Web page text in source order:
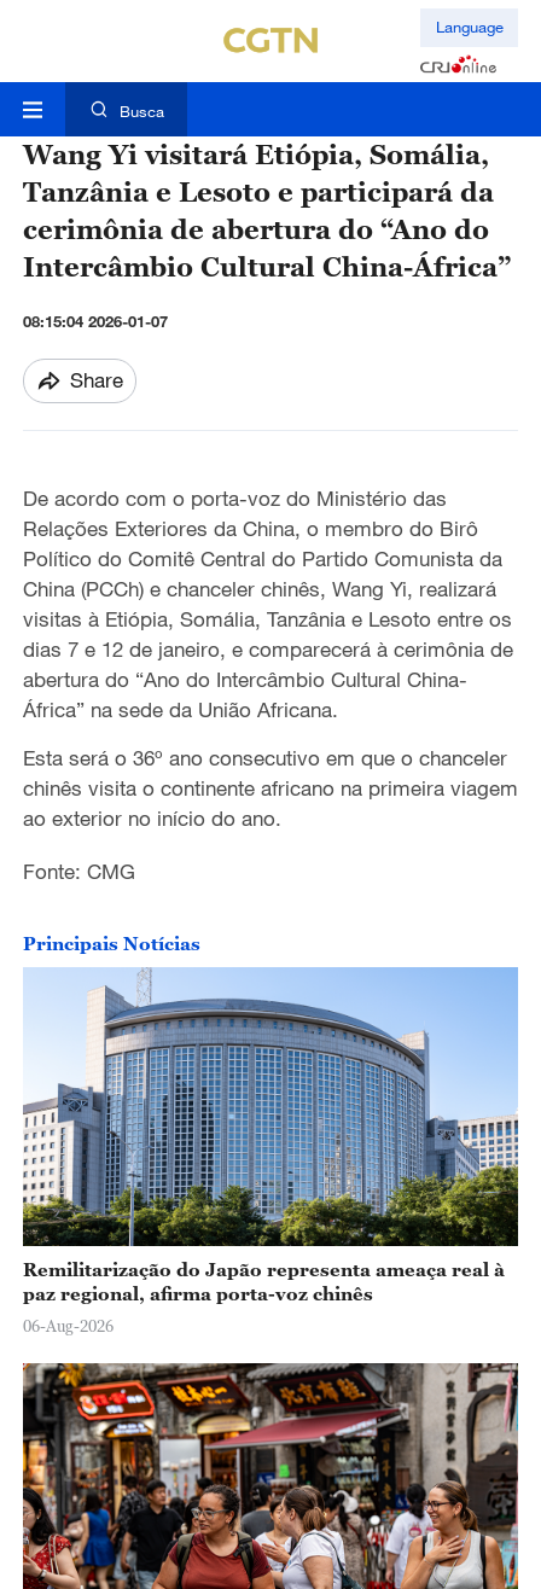
Language
Busca
Wang Yi visitará Etiópia, Somália,
Tanzânia e Lesoto e participará da
cerimônia de abertura do “Ano do
Intercâmbio Cultural China-África”
08:15:04 2026-01-07
Share
De acordo com o porta-voz do Ministério das
Relações Exteriores da China, o membro do Birô
Político do Comitê Central do Partido Comunista da
China (PCCh) e chanceler chinês, Wang Yi, realizará
visitas à Etiópia, Somália, Tanzânia e Lesoto entre os
dias 7 e 12 de janeiro, e comparecerá à cerimônia de
abertura do “Ano do Intercâmbio Cultural China-
África” na sede da União Africana.
Esta será o 36º ano consecutivo em que o chanceler
chinês visita o continente africano na primeira viagem
ao exterior no início do ano.
Fonte: CMG
Principais Notícias
Remilitarização do Japão representa ameaça real à
paz regional, afirma porta-voz chinês
06-Aug-2026